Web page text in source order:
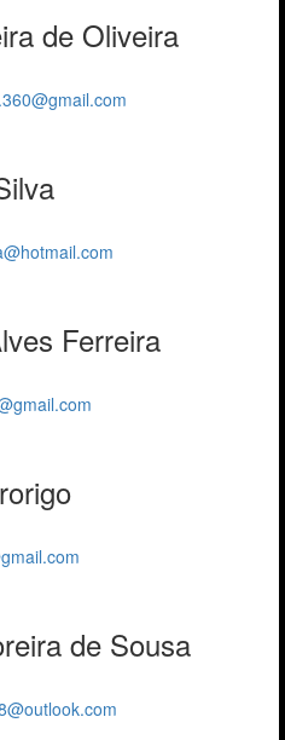
de Oliveira
Ferreira
de Sousa